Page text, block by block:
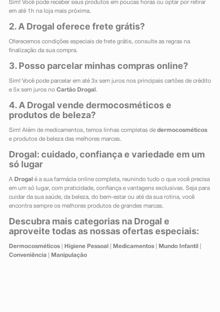
Sim! Você pode receber seus produtos em poucas horas ou optar por retirar
em até 1h na loja mais próxima.
2. A Drogal oferece frete grátis?
Oferecemos condições especiais de frete grátis, consulte as regras na
finalização da sua compra.
3. Posso parcelar minhas compras online?
Sim! Você pode parcelar em até 3x sem juros nos principais cartões de crédito
e 5x sem juros no Cartão Drogal .
4. A Drogal vende dermocosméticos e
produtos de beleza?
Sim! Além de medicamentos, temos linhas completas de dermocosméticos
e produtos de beleza das melhores marcas.
Drogal: cuidado, confiança e variedade em um
só lugar
A Drogal é a sua farmácia online completa, reunindo tudo o que você precisa
em um só lugar, com praticidade, confiança e vantagens exclusivas. Seja para
cuidar da sua saúde, da beleza, do bem-estar ou até da sua rotina, você
encontra sempre os melhores produtos de grandes marcas.
Descubra mais categorias na Drogal e
aproveite todas as nossas ofertas especiais:
Dermocosméticos| Higiene Pessoal Medicamentos| Mundo Infantil
Conveniência| Manipulação